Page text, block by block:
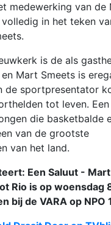
medewerking van de
in het teken
is de als
Mart Smeets is
de sportpresentator
tot leven. Een
die basketbalde
van de grootste
van het land.
Een Saluut -
Rio is op woensdag
bij de VARA op NPO